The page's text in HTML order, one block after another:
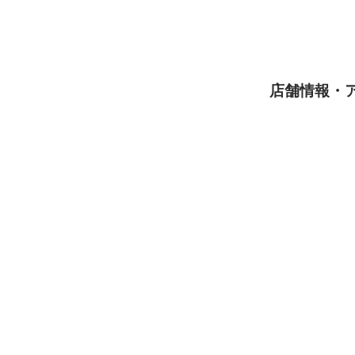
店舗情報・